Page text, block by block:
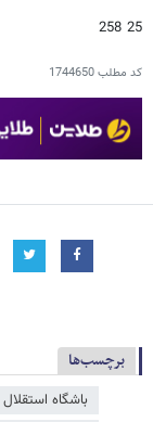
25 258
کد مطلب1744650
برچسب‌ها
باشگاه استقلال